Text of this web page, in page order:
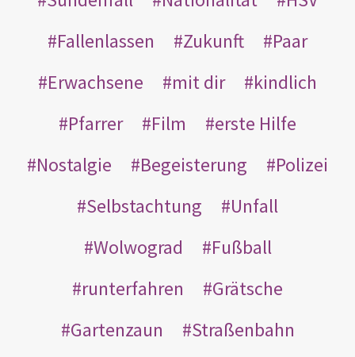
Fallenlassen
Zukunft
Paar
Erwachsene
mit dir
kindlich
Pfarrer
Film
erste Hilfe
Nostalgie
Begeisterung
Polizei
Selbstachtung
Unfall
Wolwograd
Fußball
runterfahren
Grätsche
Gartenzaun
Straßenbahn